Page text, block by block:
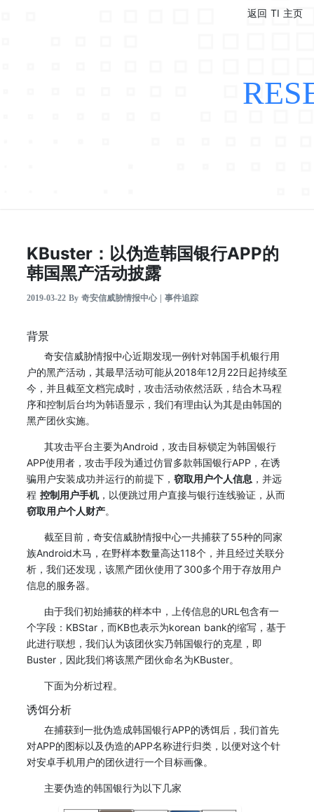
返回 TI 主页
KBuster：以伪造韩国银行APP的
韩国黑产活动披露
2019-03-22 By 奇安信威胁情报中心 | 事件追踪
背景
奇安信威胁情报中心近期发现一例针对韩国手机银行用
户的黑产活动，其最早活动可能从2018年12月22日起持续至
今，并且截至文档完成时，攻击活动依然活跃，结合木马程
序和控制后台均为韩语显示，我们有理由认为其是由韩国的
黑产团伙实施。
其攻击平台主要为Android，攻击目标锁定为韩国银行
APP使用者，攻击手段为通过仿冒多款韩国银行APP，在诱
骗用户安装成功并运行的前提下， 窃取用户个人信息 ，并远
程 控制用户手机，以便跳过用户直接与银行连线验证，从而
窃取用户个人财产。
截至目前，奇安信威胁情报中心一共捕获了55种的同家
族Android木马，在野样本数量高达118个，并且经过关联分
析，我们还发现，该黑产团伙使用了300多个用于存放用户
信息的服务器。
由于我们初始捕获的样本中，上传信息的URL包含有一
个字段：KBStar，而KB也表示为korean bank的缩写，基于
此进行联想，我们认为该团伙实乃韩国银行的克星，即
Buster，因此我们将该黑产团伙命名为KBuster。
下面为分析过程。
诱饵分析
在捕获到一批伪造成韩国银行APP的诱饵后，我们首先
对APP的图标以及伪造的APP名称进行归类，以便对这个针
对安卓手机用户的团伙进行一个目标画像。
主要伪造的韩国银行为以下几家